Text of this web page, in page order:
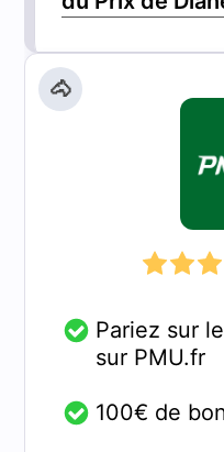
🐴
Pariez sur
sur PMU.fr
100€ de